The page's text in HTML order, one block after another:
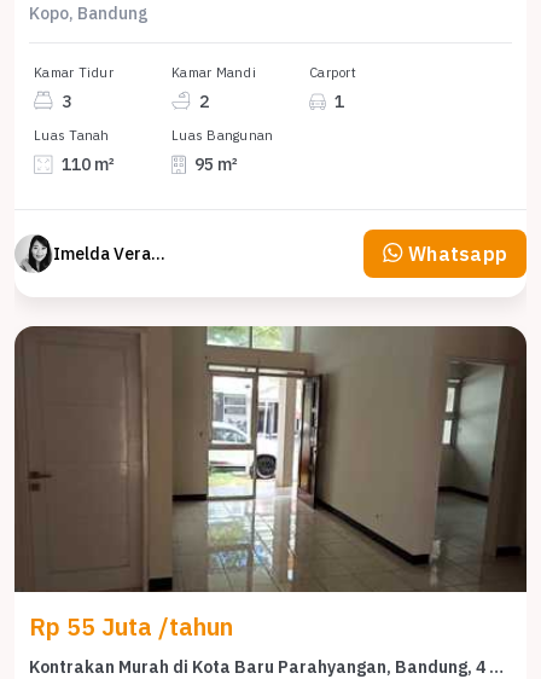
Kopo, Bandung
Kamar Tidur
3
Kamar Mandi
2
Carport
1
Luas Tanah
110 m²
Luas Bangunan
95 m²
Imelda Veranika Whatsapp
Rp 55 Juta /tahun
Kontrakan Murah di Kota Baru Parahyangan, Bandung, 4 KT, Harga 55 Juta /tahun